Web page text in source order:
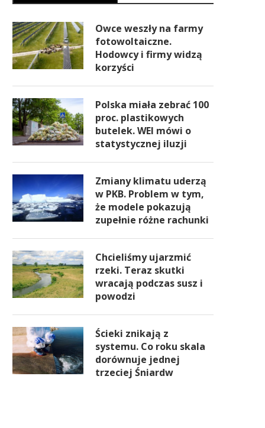
Owce weszły na farmy
fotowoltaiczne.
Hodowcy i firmy widzą
korzyści
Polska miała zebrać 100
proc. plastikowych
butelek. WEI mówi o
statystycznej iluzji
Zmiany klimatu uderzą
w PKB. Problem w tym,
że modele pokazują
zupełnie różne rachunki
Chcieliśmy ujarzmić
rzeki. Teraz skutki
wracają podczas susz i
powodzi
Ścieki znikają z
systemu. Co roku skala
dorównuje jednej
trzeciej Śniardw